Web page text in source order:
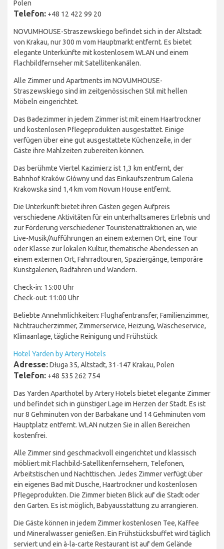
Polen
Telefon: +48 12 422 99 20
NOVUMHOUSE-Straszewskiego befindet sich in der Altstadt
von Krakau, nur 300 m vom Hauptmarkt entfernt. Es bietet
elegante Unterkünfte mit kostenlosem WLAN und einem
Flachbildfernseher mit Satellitenkanälen.
Alle Zimmer und Apartments im NOVUMHOUSE-
Straszewskiego sind im zeitgenössischen Stil mit hellen
Möbeln eingerichtet.
Das Badezimmer in jedem Zimmer ist mit einem Haartrockner
und kostenlosen Pflegeprodukten ausgestattet. Einige
verfügen über eine gut ausgestattete Küchenzeile, in der
Gäste ihre Mahlzeiten zubereiten können.
Das berühmte Viertel Kazimierz ist 1,3 km entfernt, der
Bahnhof Kraków Główny und das Einkaufszentrum Galeria
Krakowska sind 1,4 km vom Novum House entfernt.
Die Unterkunft bietet ihren Gästen gegen Aufpreis
verschiedene Aktivitäten für ein unterhaltsameres Erlebnis und
zur Förderung verschiedener Touristenattraktionen an, wie
Live-Musik/Aufführungen an einem externen Ort, eine Tour
oder Klasse zur lokalen Kultur, thematische Abendessen an
einem externen Ort, Fahrradtouren, Spaziergänge, temporäre
Kunstgalerien, Radfahren und Wandern.
Check-in: 15:00 Uhr
Check-out: 11:00 Uhr
Beliebte Annehmlichkeiten: Flughafentransfer, Familienzimmer,
Nichtraucherzimmer, Zimmerservice, Heizung, Wäscheservice,
Klimaanlage, tägliche Reinigung und Frühstück
Hotel Yarden by Artery Hotels
Adresse:Długa 35, Altstadt, 31-147 Krakau, Polen
Telefon: +48 535 262 754
Das Yarden Aparthotel by Artery Hotels bietet elegante Zimmer
und befindet sich in günstiger Lage im Herzen der Stadt. Es ist
nur 8 Gehminuten von der Barbakane und 14 Gehminuten vom
Hauptplatz entfernt. WLAN nutzen Sie in allen Bereichen
kostenfrei.
Alle Zimmer sind geschmackvoll eingerichtet und klassisch
möbliert mit Flachbild-Satellitenfernsehern, Telefonen,
Arbeitstischen und Nachttischen. Jedes Zimmer verfügt über
ein eigenes Bad mit Dusche, Haartrockner und kostenlosen
Pflegeprodukten. Die Zimmer bieten Blick auf die Stadt oder
den Garten. Es ist möglich, Babyausstattung zu arrangieren.
Die Gäste können in jedem Zimmer kostenlosen Tee, Kaffee
und Mineralwasser genießen. Ein Frühstücksbuffet wird täglich
serviert und ein à-la-carte Restaurant ist auf dem Gelände